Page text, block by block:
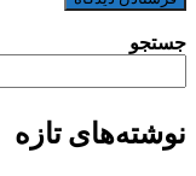
جستجو
نوشته‌های تازه